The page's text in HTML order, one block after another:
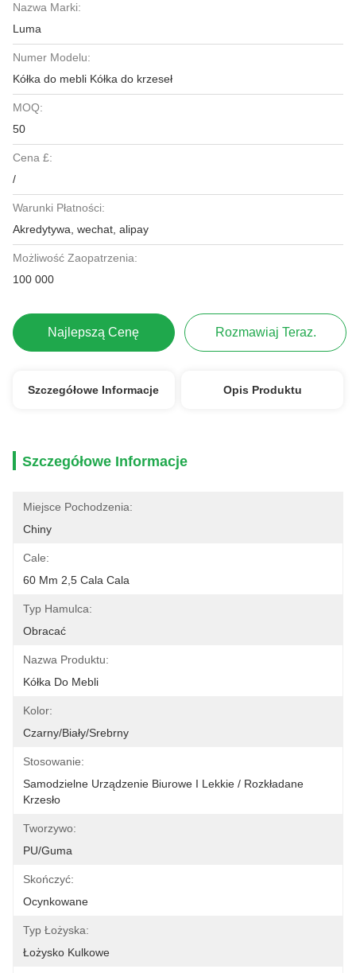
Nazwa Marki:
Luma
Numer Modelu:
Kółka do mebli Kółka do krzeseł
MOQ:
50
Cena £:
/
Warunki Płatności:
Akredytywa, wechat, alipay
Możliwość Zaopatrzenia:
100 000
Najlepszą Cenę Rozmawiaj Teraz.
Szczegółowe Informacje Opis Produktu
Szczegółowe Informacje
Miejsce Pochodzenia:
Chiny
Cale:
60 Mm 2,5 Cala Cala
Typ Hamulca:
Obracać
Nazwa Produktu:
Kółka Do Mebli
Kolor:
Czarny/biały/srebrny
Stosowanie:
Samodzielne Urządzenie Biurowe I Lekkie / Rozkładane
Krzesło
Tworzywo:
PU/Guma
Skończyć:
Ocynkowane
Typ Łożyska:
Łożysko Kulkowe